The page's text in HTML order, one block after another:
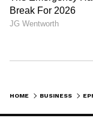
HOME BUSINESS